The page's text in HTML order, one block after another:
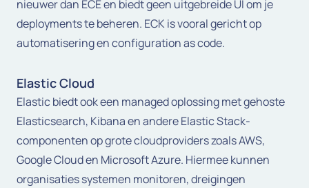
nieuwer dan ECE en biedt geen uitgebreide UI om je
deployments te beheren. ECK is vooral gericht op
automatisering en configuration as code.
Elastic Cloud
Elastic biedt ook een managed oplossing met gehoste
Elasticsearch, Kibana en andere Elastic Stack-
componenten op grote cloudproviders zoals AWS,
Google Cloud en Microsoft Azure. Hiermee kunnen
organisaties systemen monitoren, dreigingen